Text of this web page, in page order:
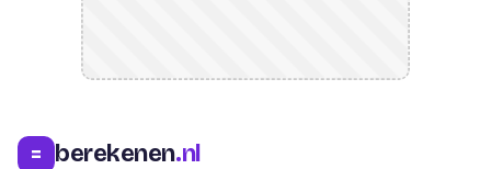
= berekenen.nl